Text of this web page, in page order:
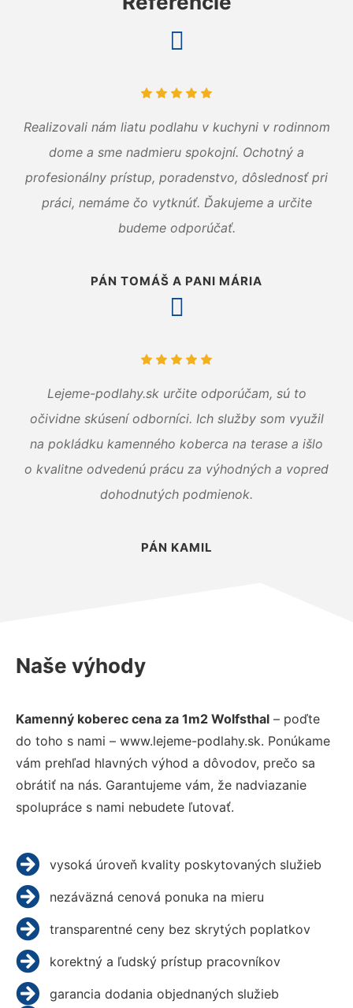
Realizovali nám liatu podlahu v kuchyni v rodinnom
dome a sme nadmieru spokojní. Ochotný a
profesionálny prístup, poradenstvo, dôslednosť pri
práci, nemáme čo vytknúť. Ďakujeme a určite
budeme odporúčať.
PÁN TOMÁŠ A PANI MÁRIA
Lejeme-podlahy.sk určite odporúčam, sú to
očividne skúsení odborníci. Ich služby som využil
na pokládku kamenného koberca na terase a išlo
o kvalitne odvedenú prácu za výhodných a vopred
dohodnutých podmienok.
PÁN KAMIL
Naše výhody
Kamenný koberec cena za 1m2 Wolfsthal – poďte
do toho s nami – www.lejeme-podlahy.sk. Ponúkame
vám prehľad hlavných výhod a dôvodov, prečo sa
obrátiť na nás. Garantujeme vám, že nadviazanie
spolupráce s nami nebudete ľutovať.
vysoká úroveň kvality poskytovaných služieb
nezáväzná cenová ponuka na mieru
transparentné ceny bez skrytých poplatkov
korektný a ľudský prístup pracovníkov
garancia dodania objednaných služieb